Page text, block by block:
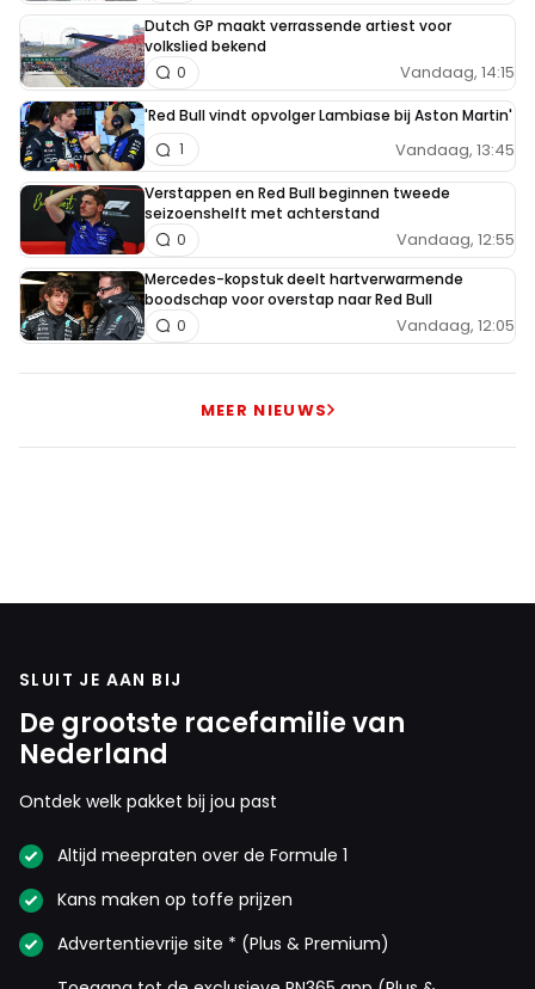
Dutch GP maakt verrassende artiest voor
volkslied bekend
Vandaag, 14:15
0
'Red Bull vindt opvolger Lambiase bij Aston Martin'
Vandaag, 13:45
1
Verstappen en Red Bull beginnen tweede
seizoenshelft met achterstand
Vandaag, 12:55
0
Mercedes-kopstuk deelt hartverwarmende
boodschap voor overstap naar Red Bull
Vandaag, 12:05
0
MEER NIEUWS
SLUIT JE AAN BIJ
De grootste racefamilie van
Nederland
Ontdek welk pakket bij jou past
Altijd meepraten over de Formule 1
Kans maken op toffe prijzen
Advertentievrije site * (Plus & Premium)